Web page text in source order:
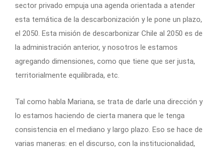
sector privado empuja una agenda orientada a atender
esta temática de la descarbonización y le pone un plazo,
el 2050. Esta misión de descarbonizar Chile al 2050 es de
la administración anterior, y nosotros le estamos
agregando dimensiones, como que tiene que ser justa,
territorialmente equilibrada, etc.
Tal como habla Mariana, se trata de darle una dirección y
lo estamos haciendo de cierta manera que le tenga
consistencia en el mediano y largo plazo. Eso se hace de
varias maneras: en el discurso, con la institucionalidad,